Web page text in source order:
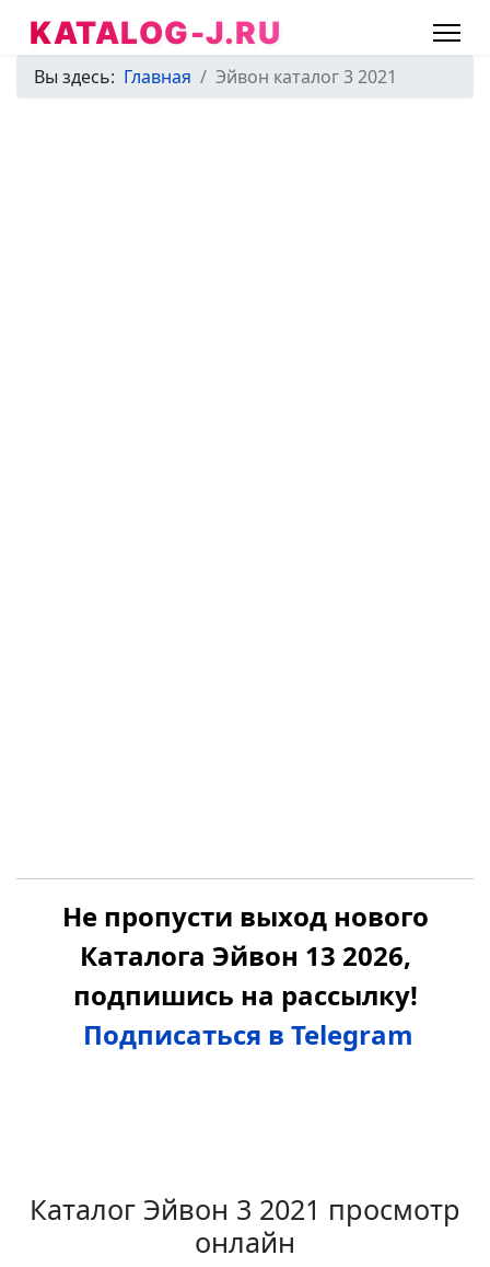
KATALOG-J.RU
Вы здесь: Главная Эйвон каталог 3 2021
Не пропусти выход нового
Каталога Эйвон 13 2026,
подпишись на рассылку!
Подписаться в Telegram
Каталог Эйвон 3 2021 просмотр
онлайн